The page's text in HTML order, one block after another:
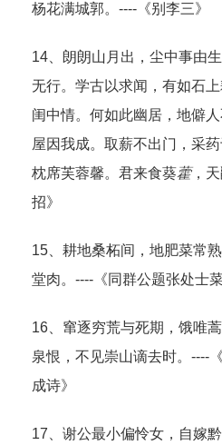
杨花满城郭。----《别李三》
14、朗朗山月出，尘中事由
无行。学古以求闻，有如石
闺中情。何如此幽居，地僻
屋因我成。取薪不出门，采
枕席芙蓉馨。君来食葵藿，
招》
15、耕地桑柘间，地肥菜常
堂肉。----《同群公题张处士菜
16、窜逐穷荒与死期，饿唯蒿
泉恨，不见崇山谪去时。----
成诗》
17、谢公最小偏怜女，自嫁